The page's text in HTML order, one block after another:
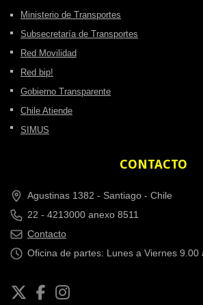
Ministerio de Transportes
Subsecretaría de Transportes
Red Movilidad
Red bip!
Gobierno Transparente
Chile Atiende
SIMUS
CONTACTO
Agustinas 1382 - Santiago - Chile
22 - 4213000 anexo 8511
Contacto
Oficina de partes: Lunes a Viernes 9.00